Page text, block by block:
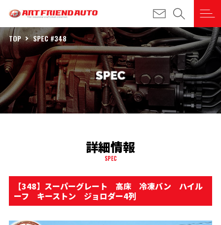
TOP SPEC #348
詳細情報
SPEC
【348】スーパーグレート 高床 冷凍バン ハイル
ーフ キーストン ジョロダー4列